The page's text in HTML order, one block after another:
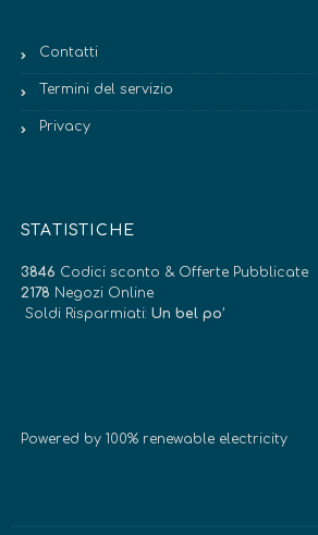
Contatti
Termini del servizio
Privacy
STATISTICHE
3846 Codici sconto & Offerte Pubblicate
2178 Negozi Online
Soldi Risparmiati: Un bel po’
Powered by 100% renewable electricity